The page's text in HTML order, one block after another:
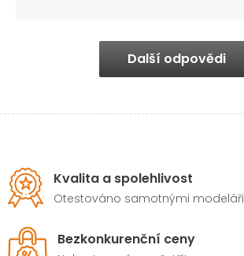
Další odpovědi
Kvalita a spolehlivost
Otestováno samotnými modeláři
Bezkonkurenční ceny